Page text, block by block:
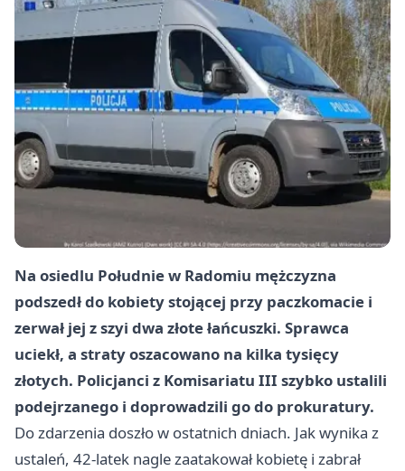
Na osiedlu Południe w Radomiu mężczyzna
podszedł do kobiety stojącej przy paczkomacie i
zerwał jej z szyi dwa złote łańcuszki. Sprawca
uciekł, a straty oszacowano na kilka tysięcy
złotych. Policjanci z Komisariatu III szybko ustalili
podejrzanego i doprowadzili go do prokuratury.
Do zdarzenia doszło w ostatnich dniach. Jak wynika z
ustaleń, 42-latek nagle zaatakował kobietę i zabrał